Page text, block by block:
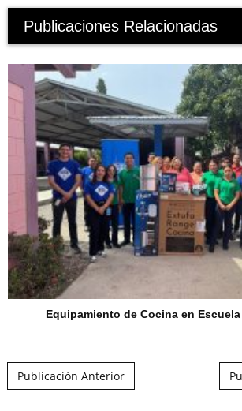
Publicaciones Relacionadas
Equipamiento de Cocina en
Publicación Anterior